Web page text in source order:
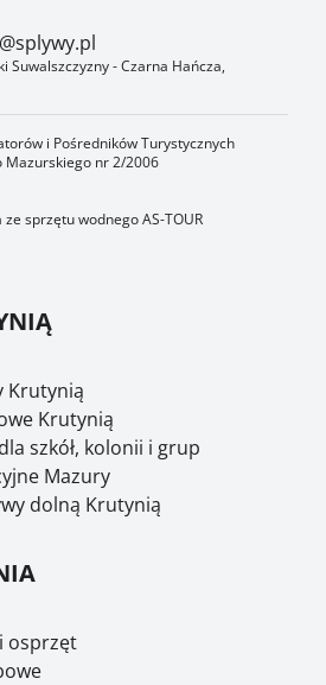
Suwalszczyzny - Czarna Hańcza,
i Pośredników Turystycznych
Mazurskiego nr 2/2006
sprzętu wodnego AS-TOUR
Krutynią
Krutynią
szkół, kolonii i grup
Mazury
dolną Krutynią
osprzęt